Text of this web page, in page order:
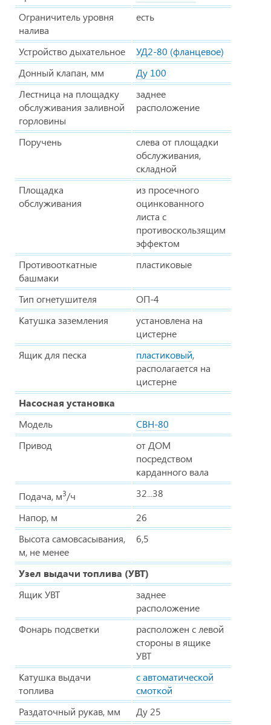
Ограничитель уровня
налива
есть
Устройство дыхательное
УД2-80 (фланцевое)
Донный клапан, мм
Ду 100
Лестница на площадку
обслуживания заливной
горловины
заднее
расположение
Поручень
слева от площадки
обслуживания,
складной
Площадка
обслуживания
из просечного
оцинкованного
листа с
противоскользящим
эффектом
Противооткатные
башмаки
пластиковые
Тип огнетушителя
ОП-4
Катушка заземления
установлена на
цистерне
Ящик для песка
пластиковый,
располагается на
цистерне
Насосная установка
Модель
СВН-80
Привод
от ДОМ
посредством
карданного вала
Подача, м3/ч
32...38
Напор, м
26
Высота самовсасывания,
м, не менее
6,5
Узел выдачи топлива (УВТ)
Ящик УВТ
заднее
расположение
Фонарь подсветки
расположен с левой
стороны в ящике
УВТ
Катушка выдачи
топлива
с автоматической
смоткой
Раздаточный рукав, мм
Ду 25